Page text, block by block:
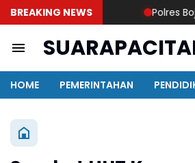
BREAKING NEWS Polres
HOME PEMERINTAHAN